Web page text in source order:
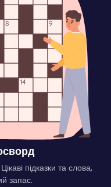
підказки та слова,
запас.